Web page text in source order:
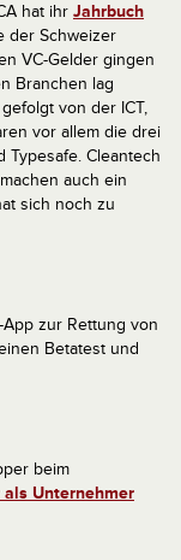
hat ihr Jahrbuch
der Schweizer
VC-Gelder gingen
Branchen lag
von der ICT,
vor allem die drei
Cleantech
auch ein
sich noch zu
zur Rettung von
Betatest und
beim
als Unternehmer